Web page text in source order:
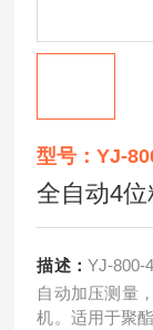
型号：YJ-
全自动4
描述：YJ-800-
自动加压测量
机。适用于聚